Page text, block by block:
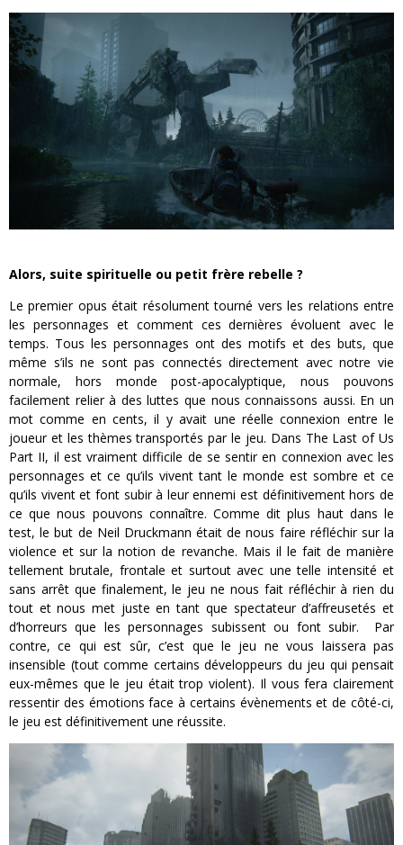
Alors, suite spirituelle ou petit frère rebelle ?
Le premier opus était résolument tourné vers les relations entre
les personnages et comment ces dernières évoluent avec le
temps. Tous les personnages ont des motifs et des buts, que
même s’ils ne sont pas connectés directement avec notre vie
normale, hors monde post-apocalyptique, nous pouvons
facilement relier à des luttes que nous connaissons aussi. En un
mot comme en cents, il y avait une réelle connexion entre le
joueur et les thèmes transportés par le jeu. Dans The Last of Us
Part II, il est vraiment difficile de se sentir en connexion avec les
personnages et ce qu’ils vivent tant le monde est sombre et ce
qu’ils vivent et font subir à leur ennemi est définitivement hors de
ce que nous pouvons connaître. Comme dit plus haut dans le
test, le but de Neil Druckmann était de nous faire réfléchir sur la
violence et sur la notion de revanche. Mais il le fait de manière
tellement brutale, frontale et surtout avec une telle intensité et
sans arrêt que finalement, le jeu ne nous fait réfléchir à rien du
tout et nous met juste en tant que spectateur d’affreusetés et
d’horreurs que les personnages subissent ou font subir. Par
contre, ce qui est sûr, c’est que le jeu ne vous laissera pas
insensible (tout comme certains développeurs du jeu qui pensait
eux-mêmes que le jeu était trop violent). Il vous fera clairement
ressentir des émotions face à certains évènements et de côté-ci,
le jeu est définitivement une réussite.